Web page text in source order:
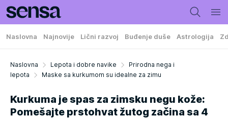
Naslovna Najnovije Lični razvoj Buđenje duše Astrologija
Naslovna Lepota i dobre navike
Prirodna nega i
lepota
Maske sa kurkumom su idealne za zimu
Kurkuma je spas za zimsku negu kože:
Pomešajte prstohvat žutog začina sa 4